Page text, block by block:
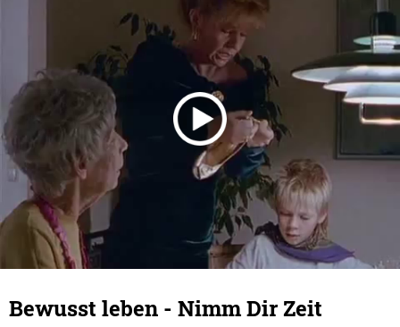
Bewusst leben - Nimm Dir Zeit